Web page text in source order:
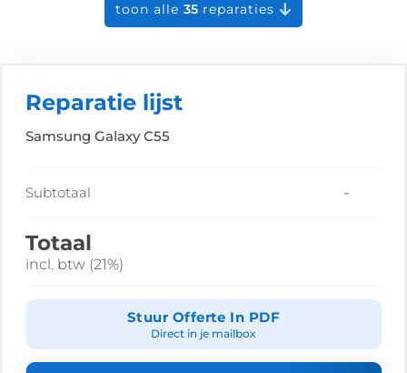
toon alle 35 reparaties
Reparatie lijst
Samsung Galaxy C55
Subtotaal -
Totaal
incl. btw (21%)
Stuur Offerte In PDF
Direct in je mailbox